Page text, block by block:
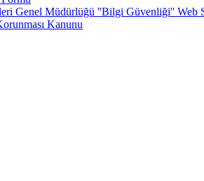
Genel Müdürlüğü ''Bilgi Güvenliği'' Web
Kanunu